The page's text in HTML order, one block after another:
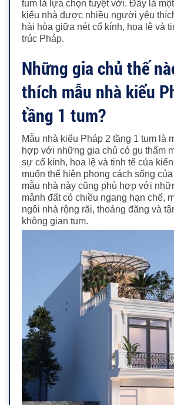
tum là lựa chọn tuyệt vời. Đây là
kiểu nhà được nhiều người yêu
hài hòa giữa nét cổ kính, hoa lệ và
trúc Pháp.
Những gia chủ thế
thích mẫu nhà kiểu
tầng 1 tum?
Mẫu nhà kiểu Pháp 2 tầng 1 tum là
hợp với những gia chủ có gu thẩm
sự cổ kính, hoa lệ và tinh tế của
muốn thể hiện phong cách sống
mẫu nhà này cũng phù hợp với
mảnh đất có chiều ngang hạn chế,
ngôi nhà rộng rãi, thoáng đãng và
không gian tum.